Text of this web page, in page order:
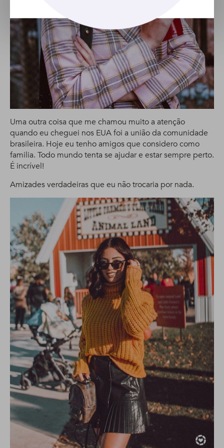
Uma outra coisa que me chamou muito a atenção
quando eu cheguei nos EUA foi a união da comunidade
brasileira. Hoje eu tenho amigos que considero como
familia. Todo mundo tenta se ajudar e estar sempre perto.
É incrível!
Amizades verdadeiras que eu não trocaria por nada.